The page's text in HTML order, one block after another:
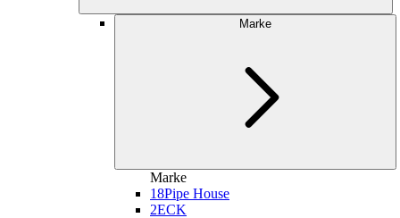
Marke
Marke
18Pipe House
2ECK